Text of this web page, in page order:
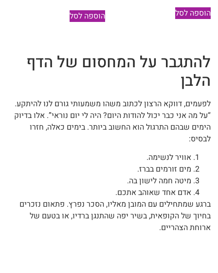
הוספה לסל הוספה לסל
להתגבר על המחסום של הדף
הלבן
לפעמים, דווקא הרצון לכתוב משהו משמעותי גורם לנו להיתקע.
“על מה אני כבר יכול להודות היום? היה לי יום נוראי”. אלו בדיוק
הימים שבהם התרגול הוא החשוב ביותר. בימים כאלה, חזרו
לבסיס:
אוויר לנשימה.
מים זורמים בברז.
מיטה חמה לישון בה.
אדם אחד שאוהב אתכם.
ברגע שמתחילים עם המובן מאליו, הסכר נפרץ. פתאום נזכרים
בחיוך של הקופאית, בשיר יפה שהתנגן ברדיו, או בטעם של
ארוחת הצהריים.